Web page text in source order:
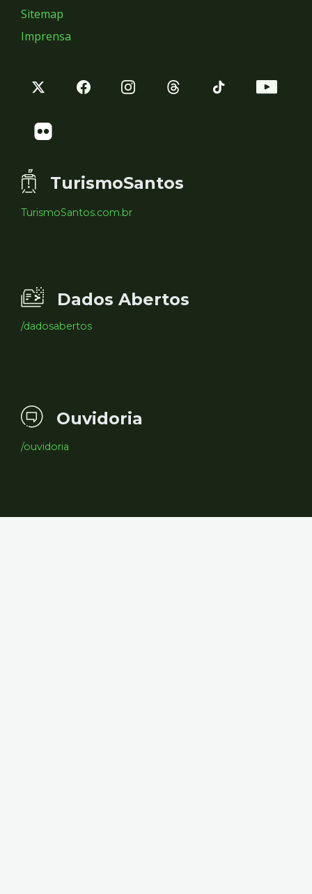
Sitemap
Imprensa
TurismoSantos
TurismoSantos.com.br
Dados Abertos
/dadosabertos
Ouvidoria
/ouvidoria